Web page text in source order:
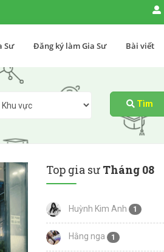
Sư Đăng ký làm Gia Sư Bài viết
Tìm
Top gia sư Tháng 08
Huỳnh Kim Anh 1
Hằng nga 1